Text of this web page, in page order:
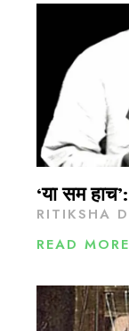
‘या सम
RITIKSHA
READ